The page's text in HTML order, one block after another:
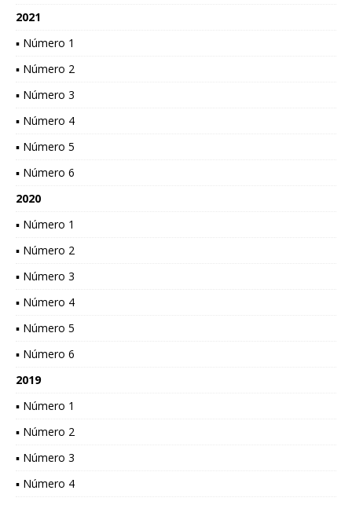
2021
▪ Número 1
▪ Número 2
▪ Número 3
▪ Número 4
▪ Número 5
▪ Número 6
2020
▪ Número 1
▪ Número 2
▪ Número 3
▪ Número 4
▪ Número 5
▪ Número 6
2019
▪ Número 1
▪ Número 2
▪ Número 3
▪ Número 4